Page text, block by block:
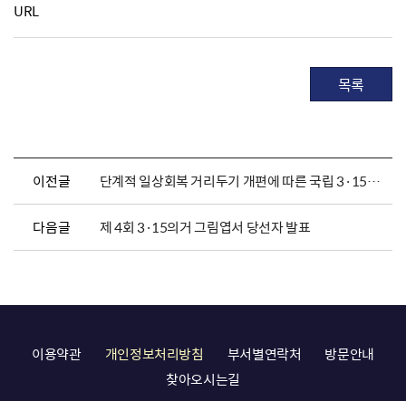
URL
목록
이전글 단계적 일상회복 거리두기 개편에 따른 국립 3·15민주묘지관리소 운영기준
다음글 제 4회 3·15의거 그림엽서 당선자 발표
이용약관 개인정보처리방침 부서별연락처
방문안내
찾아오시는길